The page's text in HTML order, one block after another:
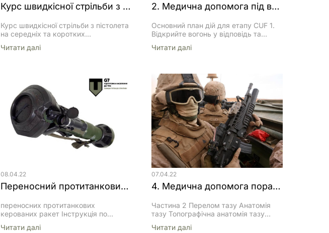
Курс швидкісної стрільби з пістолета на середніх та коротких дистанціях (відео)
Курс швидкісної стрільби з пістолета
на середніх та коротких
підрозділів територіальної оборони
Військовослужбовець розташований
відносно противника під кутом 90
градусів; Ноги розташувати на
ширині плечей, коліна злегка зігнуті,
центр тяжіння посередені; Ліву руку
підняти і притиснути долонею до
себе в районі сонячного сплетення;
Корпус нахилити […]
Читати далi
2. Медична допомога під вогнем (в червоній зоні)
Основний план дій для етапу CUF 1.
Відкрийте вогонь у відповідь та
очікуйте від пораненого
Накажіть пораненому рухатись в
укриття і надати собі допомогу, якщо
це можливо 4. Намагайтеся уникнути
у пораненого значних додаткових
травм5. Поранений повинен бути
евакуйований з автомобіля або […]
Читати далi
08.04.22
Переносний протитанковий ракетний комплекс NLAW (відео)
переносних протитанкових
керованих ракет Інструкція по
Призначення та загальна
Читати далi
07.04.22
4. Медична допомога пораненим у тактичних умовах (Частина 2)
Частина 2 Перелом тазу Анатомія
тазу Топографічна анатомія тазу
тазу є пошкодження уламками
Читати далi